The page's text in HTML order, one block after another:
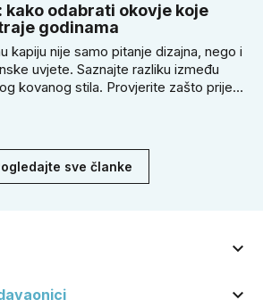
kako odabrati okovje koje
godinama
kapiju nije samo pitanje dizajna, nego i
uvjete. Saznajte razliku između
kovanog stila. Provjerite zašto prije
isplati odabrati kvaku s kuglom za
sve članke

